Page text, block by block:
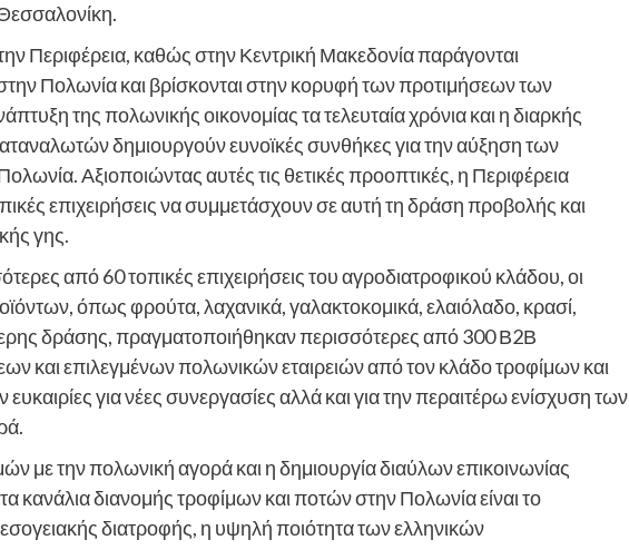
Περιφέρεια, καθώς στην Κεντρική Μακεδονία παράγονται
Πολωνία και βρίσκονται στην κορυφή των προτιμήσεων των
της πολωνικής οικονομίας τα τελευταία χρόνια και η διαρκής
δημιουργούν ευνοϊκές συνθήκες για την αύξηση των
Αξιοποιώντας αυτές τις θετικές προοπτικές, η Περιφέρεια
επιχειρήσεις να συμμετάσχουν σε αυτή τη δράση προβολής και
γης.
από 60 τοπικές επιχειρήσεις του αγροδιατροφικού κλάδου, οι
όπως φρούτα, λαχανικά, γαλακτοκομικά, ελαιόλαδο, κρασί,
δράσης, πραγματοποιήθηκαν περισσότερες από 300 Β2Β
και επιλεγμένων πολωνικών εταιρειών από τον κλάδο τροφίμων και
για νέες συνεργασίες αλλά και για την περαιτέρω ενίσχυση των
την πολωνική αγορά και η δημιουργία διαύλων επικοινωνίας
κανάλια διανομής τροφίμων και ποτών στην Πολωνία είναι το
διατροφής, η υψηλή ποιότητα των ελληνικών